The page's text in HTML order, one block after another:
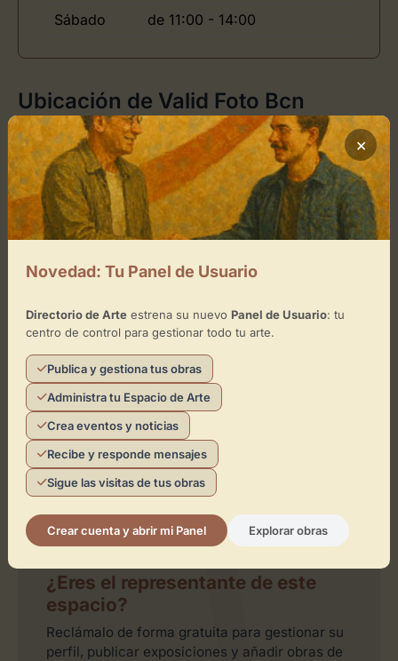
Sábado de 11:00 - 14:00
Ubicación de Valid Foto Bcn
Cómo llegar
Valid Foto Bcn
×
+
−
Toca el mapa para interactuar
Activar Mapa
¿Eres el representante de este
espacio?
Reclámalo de forma gratuita para gestionar su
perfil, publicar exposiciones y añadir obras de
×
Novedad: Tu Panel de Usuario
Directorio de Arteestrena su nuevo Panel de Usuario: tu
centro de control para gestionar todo tu arte.
Publica y gestiona tus obras
Administra tu Espacio de Arte
Crea eventos y noticias
Recibe y responde mensajes
Sigue las visitas de tus obras
Crear cuenta y abrir mi Panel Explorar obras